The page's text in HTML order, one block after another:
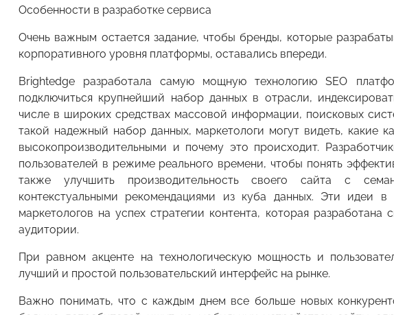
Особенности в разработке сервиса
Очень важным остается задание, чтобы бренды, которые
корпоративного уровня платформы, оставались впереди.
Brightеdge разработала самую мощную технологию SEO
подключиться крупнейший набор данных в отрасли,
числе в широких средствах массовой информации, поисковых
такой надежный набор данных, маркетологи могут видеть, какие
высокопроизводительными и почему это происходит.
пользователей в режиме реального времени, чтобы понять
также улучшить производительность своего сайта с
контекстуальными рекомендациями из куба данных. Эти идеи в
маркетологов на успех стратегии контента, которая разработана
аудитории.
При равном акценте на технологическую мощность и
лучший и простой пользовательский интерфейс на рынке.
Важно понимать, что с каждым днем все больше новых